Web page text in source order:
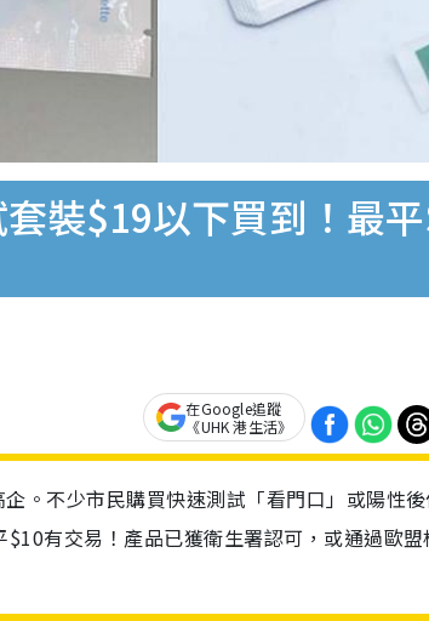
套裝$19以下買到！最
在Google追蹤
《UHK 港生活》
。不少市民購買快速測試「看門口」或陽性
有交易！產品已獲衛生署認可，或通過歐盟